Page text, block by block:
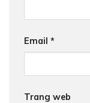
Email *
Trang web